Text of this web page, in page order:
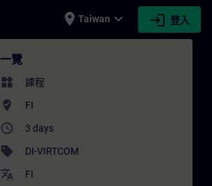
place Taiwan expand_more login 登入
一覽
widgets 課程
where_to_vote FI
access_time 3 days
sell DI-VIRTCOM
translate FI